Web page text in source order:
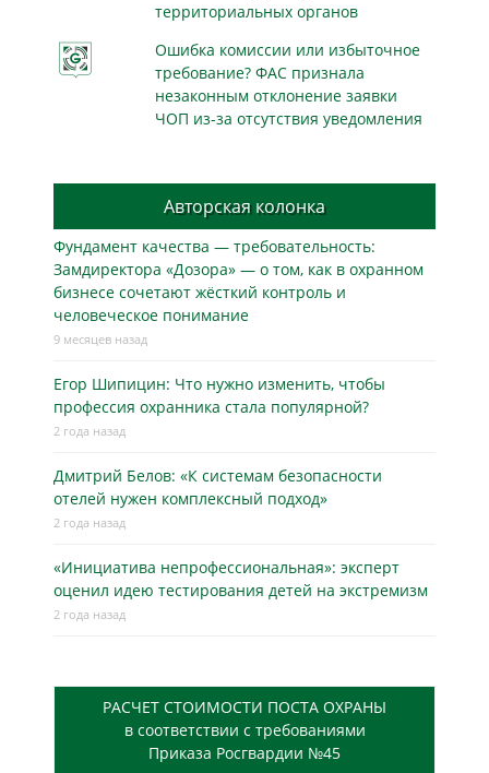
территориальных органов
Ошибка комиссии или избыточное
требование? ФАС признала
незаконным отклонение заявки
ЧОП из-за отсутствия уведомления
Авторская колонка
Фундамент качества — требовательность:
Замдиректора «Дозора» — о том, как в охранном
бизнесe сочетают жёсткий контроль и
человеческое понимание
9 месяцев назад
Егор Шипицин: Что нужно изменить, чтобы
профессия охранника стала популярной?
2 года назад
Дмитрий Белов: «К системам безопасности
отелей нужен комплексный подход»
2 года назад
«Инициатива непрофессиональная»: эксперт
оценил идею тестирования детей на экстремизм
2 года назад
РАСЧЕТ СТОИМОСТИ ПОСТА ОХРАНЫ
в соответствии с требованиями
Приказа Росгвардии №45